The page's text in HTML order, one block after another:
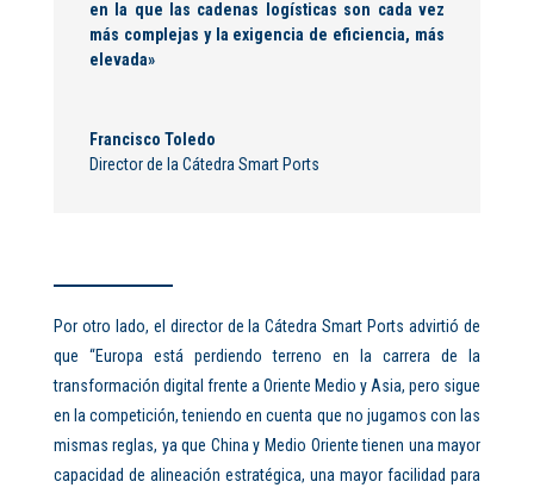
en la que las cadenas logísticas son cada vez
más complejas y la exigencia de eficiencia, más
elevada»
Francisco Toledo
Director de la Cátedra Smart Ports
Por otro lado, el director de la Cátedra Smart Ports advirtió de
que “Europa está perdiendo terreno en la carrera de la
transformación digital frente a Oriente Medio y Asia, pero sigue
en la competición, teniendo en cuenta que no jugamos con las
mismas reglas, ya que China y Medio Oriente tienen una mayor
capacidad de alineación estratégica, una mayor facilidad para